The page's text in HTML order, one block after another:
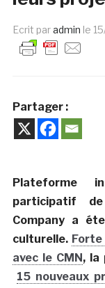
Ecrit paradmin le
Partager :
Plateforme
participatif
Company a
culturelle.
avec le CMN , la
15 nouveaux